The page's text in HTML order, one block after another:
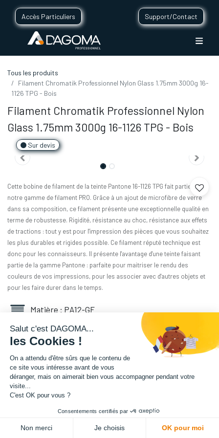
Accès Particuliers Support/Contact
Tous les produits
Filament Chromatik Professionnel Nylon Glass 1.75mm 3000g 16-
1126 TPG - Bois
Filament Chromatik Professionnel Nylon
Glass 1.75mm 3000g 16-1126 TPG - Bois
Sur devis
Cette bobine de filament de la teinte Pantone 16-1126 TPG fait partie de
notre gamme de filament PRO. Grâce à un ajout de microfibre de verre
dans sa composition, ce filament présente une exceptionnelle qualité en
terme de robustesse. Rigidité, résistance au choc, résistance aux effets
de tractions : tout y est pour l'impression des pièces que vous souhaitez
les plus durables et rigides possible. Ce filament réputé technique est
donc pour les connaisseurs. Il présente l'avantage d'une teinte faisant
partie de la gamme Pantone : parfaite pour maitriser le rendu des
couleurs de vos impressions, pour les associer avec d'autres objets et
pour les faire durer dans le temps.
Matière : PA12-GF
Diamètre : 1.75 mm
Grammage : 3000 g
Couleur : Cappuccino
Facilité d'utilisation : Intermédiaire
341,67€HT
Salut c'est DAGOMA...
les Cookies !
On a attendu d'être sûrs que le contenu de
ce site vous intéresse avant de vous
déranger, mais on aimerait bien vous accompagner pendant votre
visite...
C'est OK pour vous ?
Consentements certifiés par
Non merci Je choisis OK pour moi